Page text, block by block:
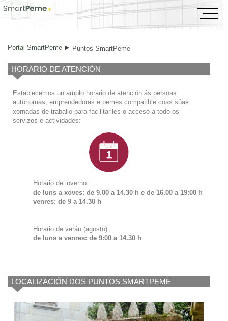
Puntos SmartPeme
Portal SmartPeme Puntos SmartPeme
HORARIO DE ATENCIÓN
Establecemos un amplo horario de atención ás persoas
autónomas, emprendedoras e pemes compatible coas súas
xornadas de traballo para facilitarlles o acceso a todo os
servizos e actividades:
Horario de inverno:
de luns a xoves: de 9.00 a 14.30 h e de 16.00 a 19:00 h
venres: de 9 a 14.30 h
Horario de verán (agosto):
de luns a venres: de 9:00 a 14.30 h
LOCALIZACIÓN DOS PUNTOS SMARTPEME